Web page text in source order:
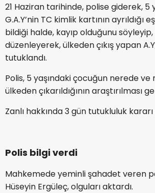
21 Haziran tarihinde, polise giderek, 5
G.A.Y’nin TC kimlik kartının ayrıldığı
bildiği halde, kayıp olduğunu
düzenleyerek, ülkeden çıkış yapan
tutuklandı.
Polis, 5 yaşındaki çocuğun nerede
ülkeden çıkarıldığının araştırılması
Zanlı hakkında 3 gün tutukluluk kararı
Polis bilgi verdi
Mahkemede yeminli şahadet veren
Hüseyin Ergüleç, olguları aktardı.